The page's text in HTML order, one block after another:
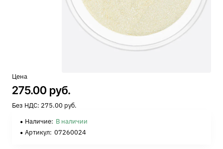
Цена
275.00 руб.
Без НДС: 275.00 руб.
Наличие: В наличии
Артикул: 07260024